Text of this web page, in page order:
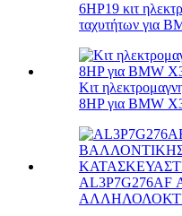
6HP19 κιτ
ταχυτήτων για
Κιτ
8HP για BMW